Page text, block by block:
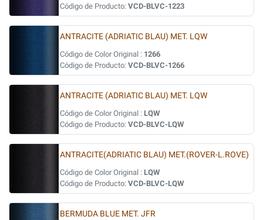
Código de Producto: VCD-BLVC-1223
ANTRACITE (ADRIATIC BLAU) MET. LQW
Código de Color Original : 1266
Código de Producto: VCD-BLVC-1266
ANTRACITE (ADRIATIC BLAU) MET. LQW
Código de Color Original : LQW
Código de Producto: VCD-BLVC-LQW
ANTRACITE(ADRIATIC BLAU) MET.(ROVER-L.ROVE)
Código de Color Original : LQW
Código de Producto: VCD-BLVC-LQW
BERMUDA BLUE MET. JFR